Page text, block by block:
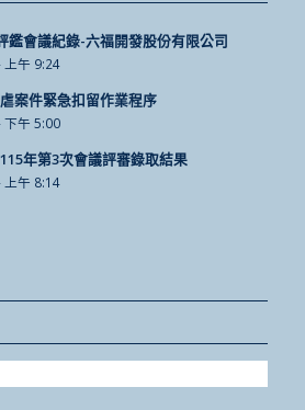
鑑會議紀錄-六福開發股份有限公司
上午 9:24
案件緊急扣留作業程序
下午 5:00
年第3次會議評審錄取結果
上午 8:14